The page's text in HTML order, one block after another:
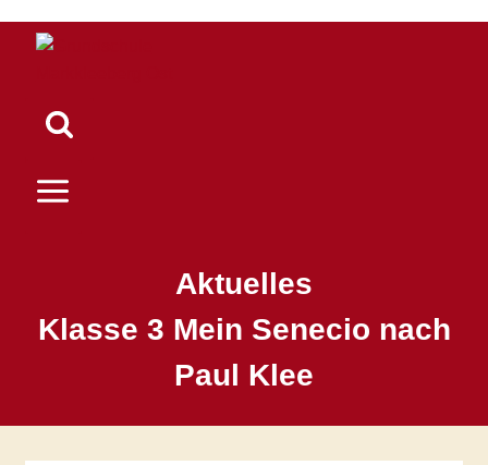
Inhalt
Aktuelles
Klasse 3 Mein Senecio nach
Paul Klee